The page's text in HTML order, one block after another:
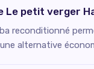
Le petit verger
reconditionné
alternative